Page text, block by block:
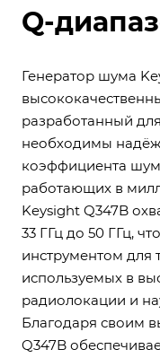
Q-
Генератор шума
разработанный
необходимы
коэффициента
работающих в
Keysight Q347B
33 ГГц до 50 ГГц,
инструментом для
используемых в
радиолокации и
Благодаря своим
Q347B